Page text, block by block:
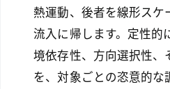
熱運動、後者を線形ス
流入に帰します。定性的
境依存性、方向選択性
を、対象ごとの恣意的